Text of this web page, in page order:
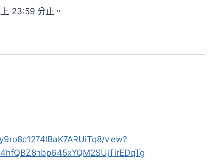
23:59 分止。
view?